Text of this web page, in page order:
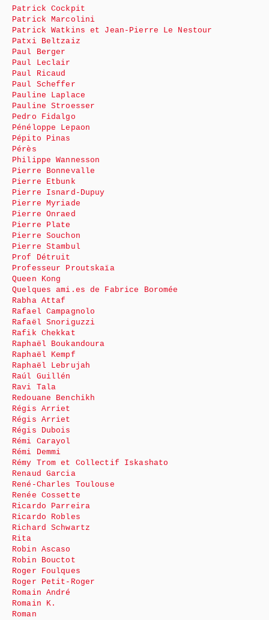
Patrick Cockpit
Patrick Marcolini
Patrick Watkins et Jean-Pierre Le Nestour
Patxi Beltzaiz
Paul Berger
Paul Leclair
Paul Ricaud
Paul Scheffer
Pauline Laplace
Pauline Stroesser
Pedro Fidalgo
Pénéloppe Lepaon
Pépito Pinas
Pérès
Philippe Wannesson
Pierre Bonnevalle
Pierre Etbunk
Pierre Isnard-Dupuy
Pierre Myriade
Pierre Onraed
Pierre Plate
Pierre Souchon
Pierre Stambul
Prof Détruit
Professeur Proutskaïa
Queen Kong
Quelques ami.es de Fabrice Boromée
Rabha Attaf
Rafael Campagnolo
Rafaël Snoriguzzi
Rafik Chekkat
Raphaël Boukandoura
Raphaël Kempf
Raphaël Lebrujah
Raúl Guillén
Ravi Tala
Redouane Benchikh
Régis Arriet
Régis Arriet
Régis Dubois
Rémi Carayol
Rémi Demmi
Rémy Trom et Collectif Iskashato
Renaud Garcia
René-Charles Toulouse
Renée Cossette
Ricardo Parreira
Ricardo Robles
Richard Schwartz
Rita
Robin Ascaso
Robin Bouctot
Roger Foulques
Roger Petit-Roger
Romain André
Romain K.
Roman